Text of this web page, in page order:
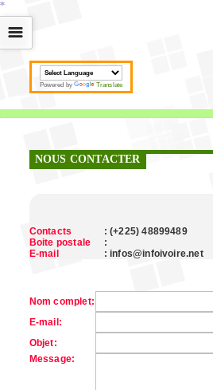
*
*
*
*
*
*
*
*
*
*
*
*
*
*
*
*
*
*
*
*
*
*
*
*
*
*
*
*
*
*
*
*
*
*
*
*
Powered by Translate
☰
NOUS CONTACTER
Contacts
: (+225) 48899489
Boite postale
:
E-mail
: infos@infoivoire.net
Nom complet:
E-mail:
Objet:
Message: